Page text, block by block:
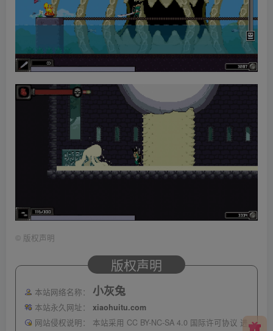
© 版权声明
版权声明
本站网络名称： 小灰兔
本站永久网址：
xiaohuitu.com
网站侵权说明：
本站采用 CC BY-NC-SA 4.0 国际许可协议 进